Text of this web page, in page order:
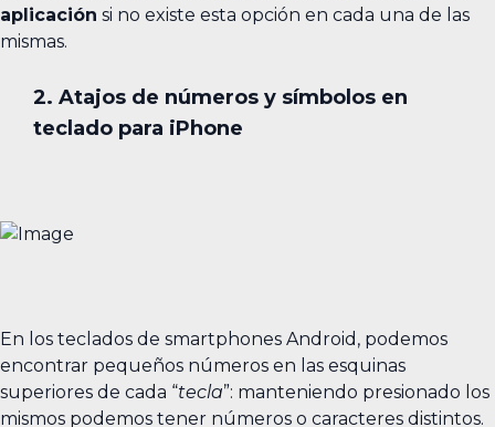
aplicación si no existe esta opción en cada una de las
mismas.
2. Atajos de números y símbolos en
teclado para iPhone
En los teclados de smartphones Android, podemos
encontrar pequeños números en las esquinas
superiores de cada “tecla”: manteniendo presionado los
mismos podemos tener números o caracteres distintos.